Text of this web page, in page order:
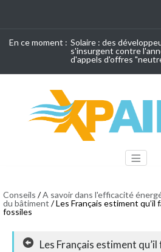
En ce moment : Solaire : des
s'insurgent contre
d'appels d'offres
Conseils /A savoir dans l'efficacité
du bâtiment / Les Français estiment
fossiles
Les Français estiment